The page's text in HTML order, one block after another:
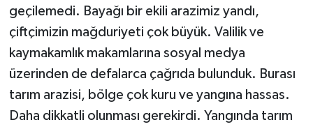
geçilemedi. Bayağı bir ekili arazimiz yandı,
çiftçimizin mağduriyeti çok büyük. Valilik ve
kaymakamlık makamlarına sosyal medya
üzerinden de defalarca çağrıda bulunduk. Burası
tarım arazisi, bölge çok kuru ve yangına hassas.
Daha dikkatli olunması gerekirdi. Yangında tarım